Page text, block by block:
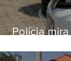
Polícia mira
o